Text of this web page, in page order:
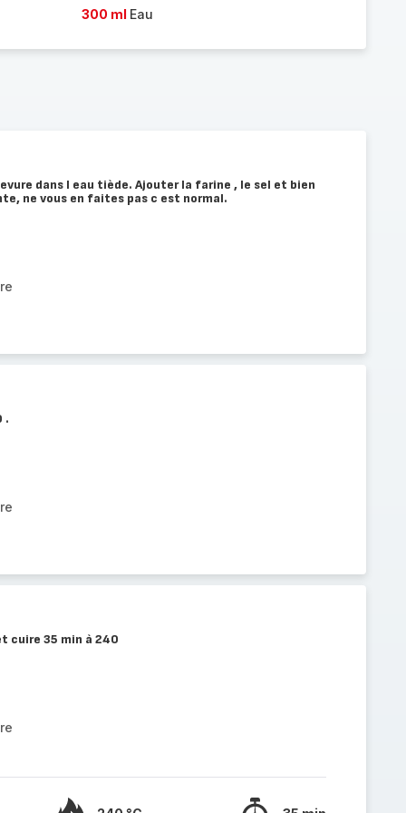
300 ml Eau
dans l eau tiède. Ajouter la farine , le sel et bien
ne vous en faites pas c est normal.
.
cuire 35 min à 240